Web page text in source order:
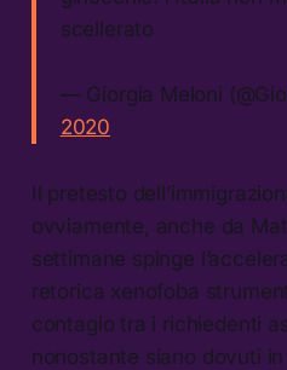
scellerato
— Giorgia Meloni
2020
Il pretesto
ovviamente, anche da
settimane spinge
retorica xenofoba
contagio tra i richiedenti
nonostante siano dovuti